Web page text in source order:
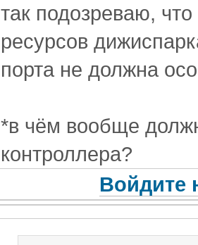
так подозреваю,
ресурсов
порта не должна
*в чём вообще
контроллера?
Войдите